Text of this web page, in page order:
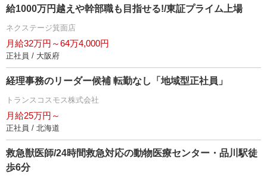
給1000万円越えや幹部職も目指せる!/東証プライム上場
ネクステージ箕面店
月給32万円～64万4,000円
正社員 / 大阪府
経理事務のリーダー候補 転勤なし「地域型正社員」
トランスコスモス株式会社
月給25万円～
正社員 / 北海道
救急獣医師/24時間救急対応の動物医療センター・品川駅徒
歩6分